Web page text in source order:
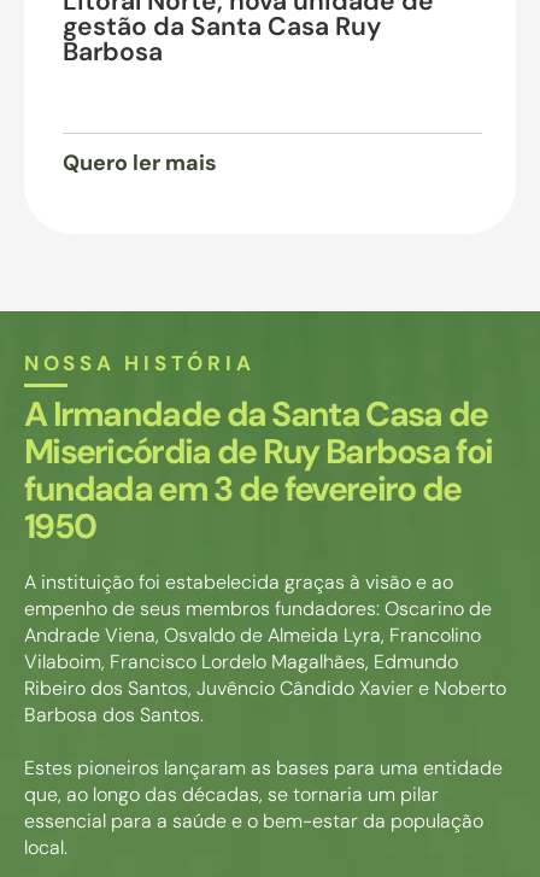
gestão da Santa Casa Ruy
Barbosa
Quero ler mais
NOSSA HISTÓRIA
A Irmandade da Santa Casa de
Misericórdia de Ruy Barbosa foi
fundada em 3 de fevereiro de
1950
A instituição foi estabelecida graças à visão e ao
empenho de seus membros fundadores: Oscarino de
Andrade Viena, Osvaldo de Almeida Lyra, Francolino
Vilaboim, Francisco Lordelo Magalhães, Edmundo
Ribeiro dos Santos, Juvêncio Cândido Xavier e Noberto
Barbosa dos Santos.
Estes pioneiros lançaram as bases para uma entidade
que, ao longo das décadas, se tornaria um pilar
essencial para a saúde e o bem-estar da população
local.